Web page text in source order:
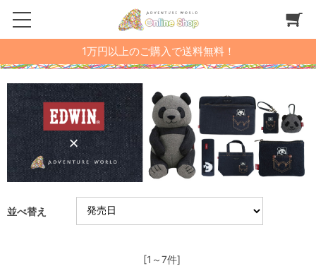
1万円以上のご購入で送料無料！
並べ替え
[1～7件]